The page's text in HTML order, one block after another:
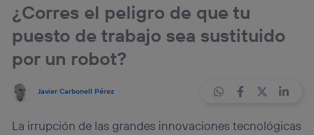
¿Corres el peligro de que tu
puesto de trabajo sea sustituido
por un robot?
Javier Carbonell Pérez
La irrupción de las grandes innovaciones tecnológicas